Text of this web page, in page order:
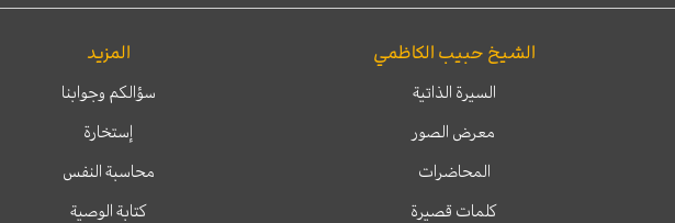
الشيخ حبيب الكاظمي
السيرة الذاتية
معرض الصور
المحاضرات
كلمات قصيرة
المزيد
سؤالكم وجوابنا
إستخارة
محاسبة النفس
كتابة الوصية